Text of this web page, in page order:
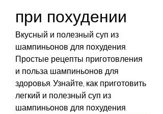
при похудении
Вкусный и полезный суп из
шампиньонов для похудения.
Простые рецепты приготовления
и польза шампиньонов для
здоровья. Узнайте, как приготовить
легкий и полезный суп из
шампиньонов для похудения.